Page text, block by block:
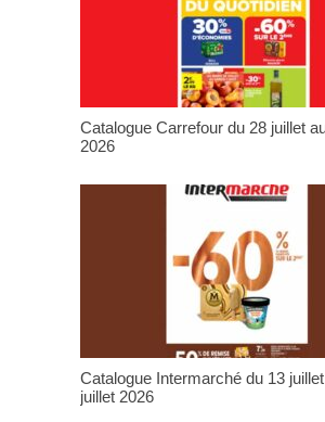
Catalogue Carrefour du 28 juillet
2026
Catalogue Intermarché du 13
juillet 2026